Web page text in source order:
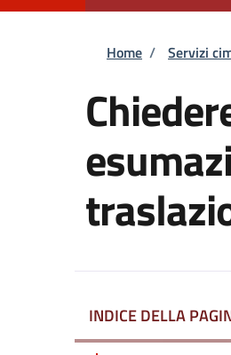
Briciole
Home / Servizi
INDICE DELLA